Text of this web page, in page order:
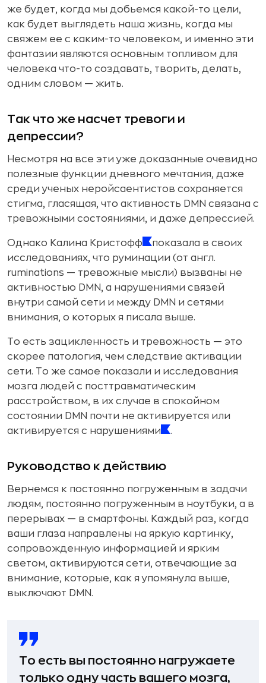
же будет, когда мы добьемся какой-то цели,
как будет выглядеть наша жизнь, когда мы
свяжем ее с каким-то человеком, и именно эти
фантазии являются основным топливом для
человека что-то создавать, творить, делать,
одним словом — жить.
Так что же насчет тревоги и
депрессии?
Несмотря на все эти уже доказанные очевидно
полезные функции дневного мечтания, даже
среди ученых неройсаентистов сохраняется
стигма, гласящая, что активность DMN связана с
тревожными состояниями, и даже депрессией.
Однако Калина Кристофф
показала в своих
исследованиях, что руминации (от англ.
ruminations — тревожные мысли) вызваны не
активностью DMN, а нарушениями связей
внутри самой сети и между DMN и сетями
внимания, о которых я писала выше.
То есть зацикленность и тревожность — это
скорее патология, чем следствие активации
сети. То же самое показали и исследования
мозга людей с посттравматическим
расстройством, в их случае в спокойном
состоянии DMN почти не активируется или
активируется с нарушениями
.
Руководство к действию
Вернемся к постоянно погруженным в задачи
людям, постоянно погруженным в ноутбуки, а в
перерывах — в смартфоны. Каждый раз, когда
ваши глаза направлены на яркую картинку,
сопровожденную информацией и ярким
светом, активируются сети, отвечающие за
внимание, которые, как я упомянула выше,
выключают DMN.
То есть вы постоянно нагружаете
только одну часть вашего мозга,